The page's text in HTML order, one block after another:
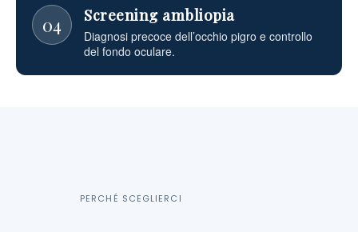
04 Screening ambliopia
Diagnosi precoce dell’occhio pigro e controllo
del fondo oculare.
PERCHÉ SCEGLIERCI